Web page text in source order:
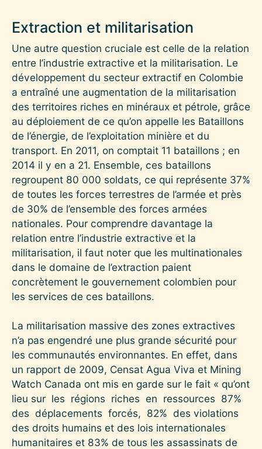
Extraction et militarisation
Une autre question cruciale est celle de la relation
entre l’industrie extractive et la militarisation. Le
développement du secteur extractif en Colombie
a entraîné une augmentation de la militarisation
des territoires riches en minéraux et pétrole, grâce
au déploiement de ce qu’on appelle les Bataillons
de l’énergie, de l’exploitation minière et du
transport. En 2011, on comptait 11 bataillons ; en
2014 il y en a 21. Ensemble, ces bataillons
regroupent 80 000 soldats, ce qui représente 37%
de toutes les forces terrestres de l’armée et près
de 30% de l’ensemble des forces armées
nationales. Pour comprendre davantage la
relation entre l’industrie extractive et la
militarisation, il faut noter que les multinationales
dans le domaine de l’extraction paient
concrètement le gouvernement colombien pour
les services de ces bataillons.
La militarisation massive des zones extractives
n’a pas engendré une plus grande sécurité pour
les communautés environnantes. En effet, dans
un rapport de 2009, Censat Agua Viva et Mining
Watch Canada ont mis en garde sur le fait « qu’ont
lieu sur les régions riches en ressources 87%
des déplacements forcés, 82% des violations
des droits humains et des lois internationales
humanitaires et 83% de tous les assassinats de